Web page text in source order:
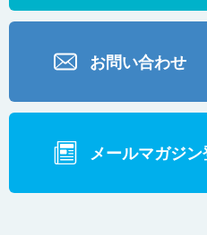
お問い合わせ
メールマガジ